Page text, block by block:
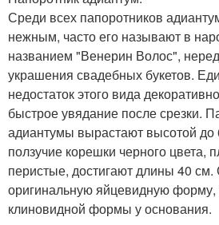
Среди всех папоротников
нежным, часто его называют в
названием "Венерин Волос",
украшения свадебных букетов.
недостаток этого вида
быстрое увядание после срезки.
адиантумы вырастают высотой
ползучие корешки черного цвета,
перистые, достигают длины 40
оригинальную яйцевидную форму,
клиновидной формы у основания.